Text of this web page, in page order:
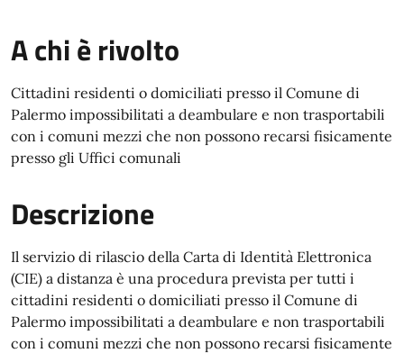
A chi è rivolto
Cittadini residenti o domiciliati presso il Comune di
Palermo impossibilitati a deambulare e non trasportabili
con i comuni mezzi che non possono recarsi fisicamente
presso gli Uffici comunali
Descrizione
Il servizio di rilascio della Carta di Identità Elettronica
(CIE) a distanza è una procedura prevista per tutti i
cittadini residenti o domiciliati presso il Comune di
Palermo impossibilitati a deambulare e non trasportabili
con i comuni mezzi che non possono recarsi fisicamente